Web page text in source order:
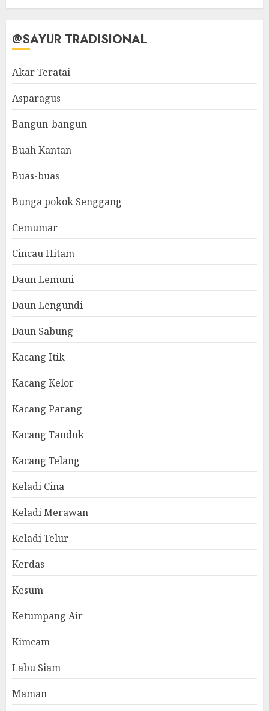
@SAYUR TRADISIONAL
Akar Teratai
Asparagus
Bangun-bangun
Buah Kantan
Buas-buas
Bunga pokok Senggang
Cemumar
Cincau Hitam
Daun Lemuni
Daun Lengundi
Daun Sabung
Kacang Itik
Kacang Kelor
Kacang Parang
Kacang Tanduk
Kacang Telang
Keladi Cina
Keladi Merawan
Keladi Telur
Kerdas
Kesum
Ketumpang Air
Kimcam
Labu Siam
Maman